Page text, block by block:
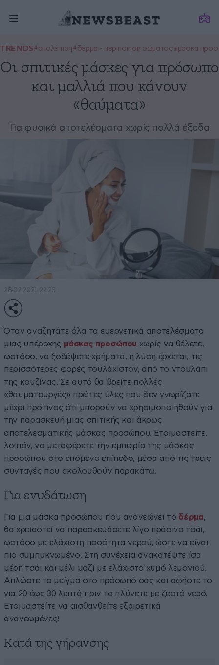
TRENDS#απολέπιση#δέρμα - περιποίηση σώματος#μάσκα
Οι σπιτικές μάσκες για πρόσωπο
και μαλλιά που κάνουν
«θαύματα»
Για φυσικά αποτελέσματα χωρίς πολλά έξοδα
28·02·2021 22:23
Όταν αναζητάτε όλα τα ευεργετικά αποτελέσματα
μιας υπέροχης μάσκας προσώπου χωρίς να θέλετε,
ωστόσο, να ξοδέψετε χρήματα, η λύση έρχεται, τις
περισσότερες φορές τουλάχιστον, από το ντουλάπι
της κουζίνας. Σε αυτό θα βρείτε πολλές
«θαυματουργές» πρώτες ύλες που δεν γνωρίζατε
μέχρι πρότινος ότι μπορούν να χρησιμοποιηθούν για
την παρασκευή μιας σπιτικής και άκρως
αποτελεσματικής μάσκας προσώπου. Ετοιμαστείτε,
λοιπόν, να μεταφέρετε την εμπειρία της μάσκας
προσώπου στο επόμενο επίπεδο, μέσα από τις τρεις
συνταγές που ακολουθούν παρακάτω.
Για ενυδάτωση
Για μια μάσκα προσώπου που ανανεώνει το δέρμα,
θα χρειαστεί να παρασκευάσετε λίγο πράσινο τσάι,
ωστόσο με ελάχιστη ποσότητα νερού, ώστε να είναι
πιο συμπυκνωμένο. Στη συνέχεια ανακατέψτε ίσα
μέρη τσάι και μέλι μαζί με ελάχιστο χυμό λεμονιού.
Απλώστε το μείγμα στο πρόσωπό σας και αφήστε το
για 20 έως 30 λεπτά πριν το πλύνετε με ζεστό νερό.
Ετοιμαστείτε να αισθανθείτε εξαιρετικά
ανανεωμένες!
Κατά της γήρανσης